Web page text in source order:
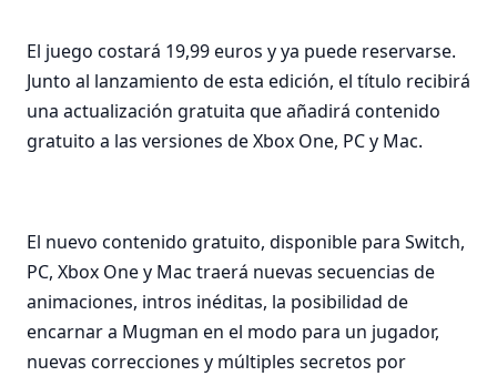
El juego costará 19,99 euros y ya puede reservarse.
Junto al lanzamiento de esta edición, el título recibirá
una actualización gratuita que añadirá contenido
gratuito a las versiones de Xbox One, PC y Mac.
El nuevo contenido gratuito, disponible para Switch,
PC, Xbox One y Mac traerá nuevas secuencias de
animaciones, intros inéditas, la posibilidad de
encarnar a Mugman en el modo para un jugador,
nuevas correcciones y múltiples secretos por